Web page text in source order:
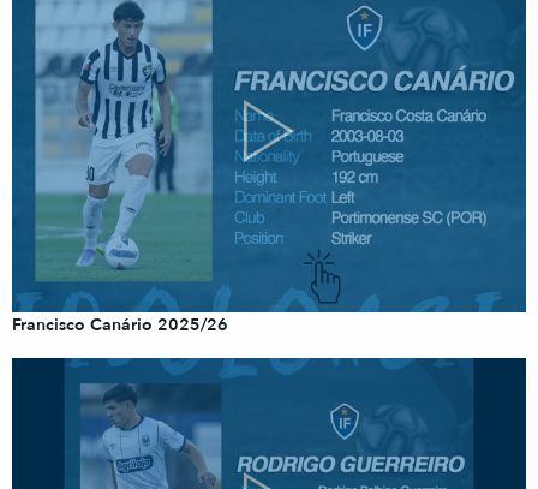
Francisco Canário 2025/26